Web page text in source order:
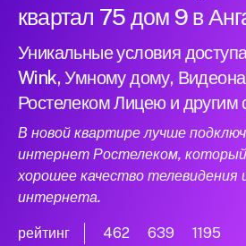
квартал 75 дом 9 в
Уникальные условия
Wink, Умному дому,
Ростелеком Лицею и другим
В новой квартире лучше
интернет Ростелеком,
хорошее качество телевидения
интернета.
рейтинг 462 639 1195